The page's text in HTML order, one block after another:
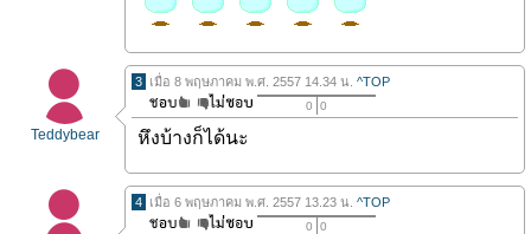
Teddybear
3 เมื่อ 8 พฤษภาคม พ.ศ. 2557 14.34 น. ^TOP
0 0
หึงบ้างก็ได้นะ
4 เมื่อ 6 พฤษภาคม พ.ศ. 2557 13.23 น. ^TOP
0 0